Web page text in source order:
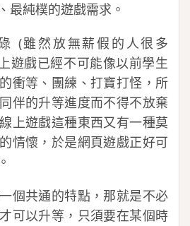
最純樸的遊戲需求。
(雖然放無薪假的人很多
遊戲已經不可能像以前學生
衝等、團練、打寶打怪，所
伴的升等進度而不得不放棄
上遊戲這種東西又有一種莫
情懷，於是網頁遊戲正好可
個共通的特點，那就是不必
可以升等，只須要在某個時